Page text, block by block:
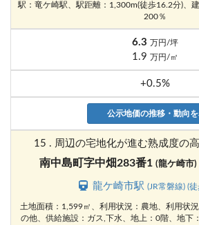
駅：竜ケ崎駅、駅距離：1,300m(徒歩16.2分)、
200％
6.3 万円/坪
1.9 万円/㎡
+0.5%
公示地価の推移・動向
15 . 周辺の宅地化が進む熟成度の
南中島町字中畑283番1 (龍ケ崎市)
龍ケ崎市駅(JR常磐線) (
土地面積：1,599㎡、利用状況：農地、利用状
の他、供給施設：ガス,下水、地上：0階、地下